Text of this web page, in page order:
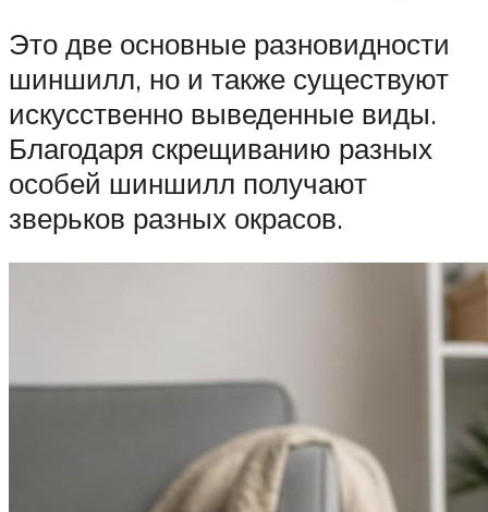
Это две основные разновидности
шиншилл, но и также существуют
искусственно выведенные виды.
Благодаря скрещиванию разных
особей шиншилл получают
зверьков разных окрасов.